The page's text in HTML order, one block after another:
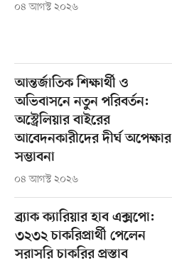
০৪ আগস্ট ২০২৬
আন্তর্জাতিক শিক্ষার্থী ও
অভিবাসনে নতুন পরিবর্তন:
অস্ট্রেলিয়ার বাইরের
আবেদনকারীদের দীর্ঘ অপেক্ষার
সম্ভাবনা
০৪ আগস্ট ২০২৬
ব্র্যাক ক্যারিয়ার হাব এক্সপো:
৩২৩২ চাকরিপ্রার্থী পেলেন
সরাসরি চাকরির প্রস্তাব